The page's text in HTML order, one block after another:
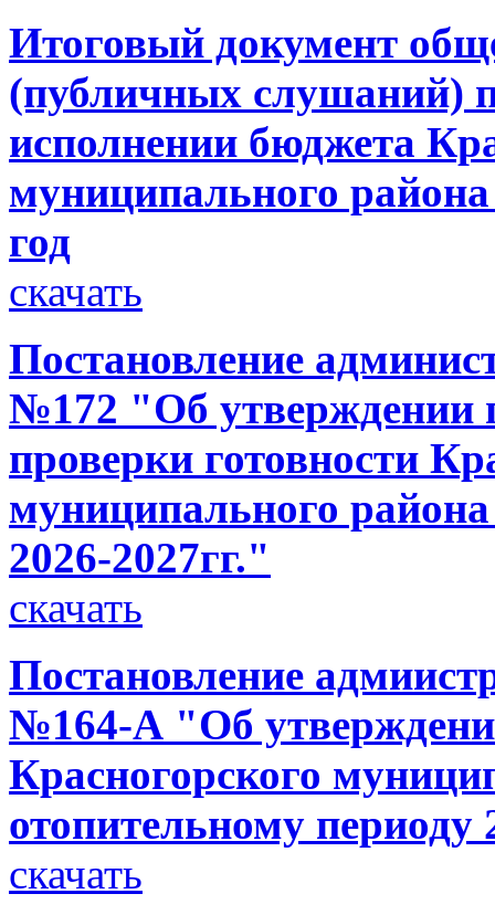
Итоговый документ
(публичных слушаний)
исполнении бюджета
муниципального
год
скачать
Постановление
№172 "Об утверждении
проверки готовности
муниципального
2026-2027гг."
скачать
Постановление
№164-А "Об
Красногорского
отопительному периоду
скачать